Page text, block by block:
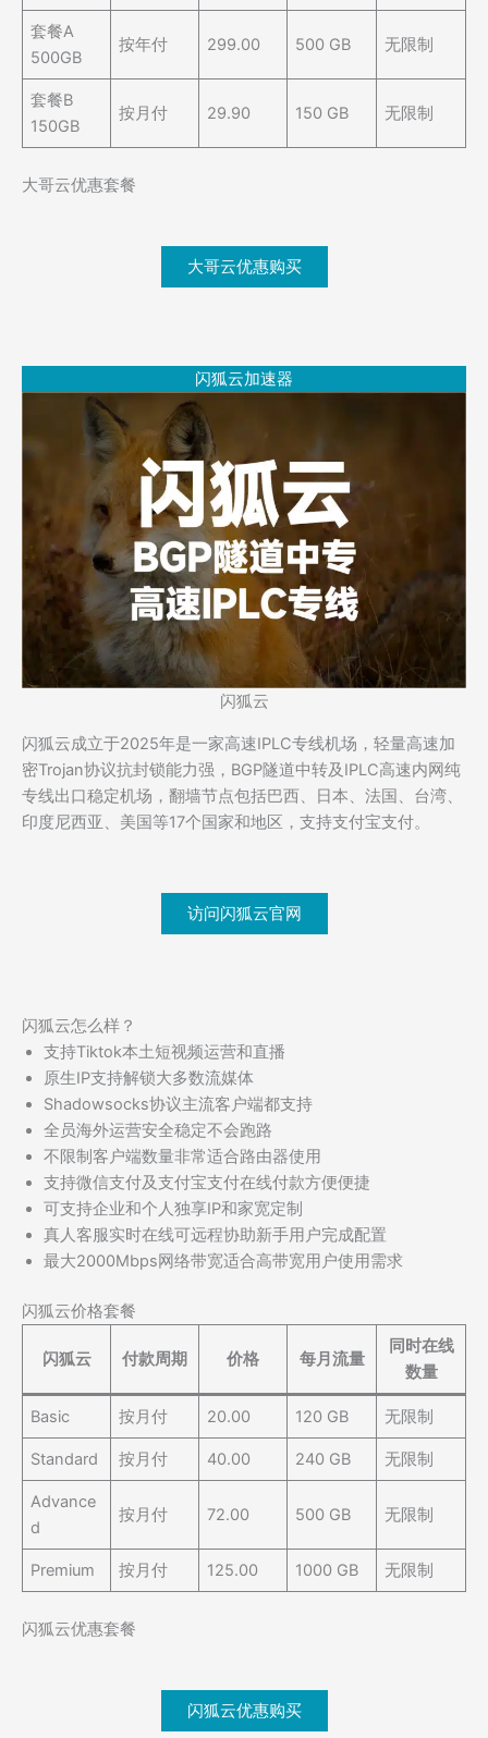
套餐A
500GB
按年付 299.00 500 GB 无限制
套餐B
150GB
按月付 29.90 150 GB 无限制
大哥云优惠套餐
大哥云优惠购买
闪狐云加速器
闪狐云
闪狐云成立于2025年是一家高速IPLC专线机场，轻量高速加
密Trojan协议抗封锁能力强，BGP隧道中转及IPLC高速内网纯
专线出口稳定机场，翻墙节点包括巴西、日本、法国、台湾、
印度尼西亚、美国等17个国家和地区，支持支付宝支付。
访问闪狐云官网
闪狐云怎么样？
支持Tiktok本土短视频运营和直播
原生IP支持解锁大多数流媒体
Shadowsocks协议主流客户端都支持
全员海外运营安全稳定不会跑路
不限制客户端数量非常适合路由器使用
支持微信支付及支付宝支付在线付款方便便捷
可支持企业和个人独享IP和家宽定制
真人客服实时在线可远程协助新手用户完成配置
最大2000Mbps网络带宽适合高带宽用户使用需求
闪狐云价格套餐
闪狐云 付款周期 价格 每月流量
同时在线
数量
Basic 按月付 20.00 120 GB 无限制
Standard 按月付 40.00 240 GB 无限制
Advance
d
按月付 72.00 500 GB 无限制
Premium 按月付 125.00 1000 GB 无限制
闪狐云优惠套餐
闪狐云优惠购买